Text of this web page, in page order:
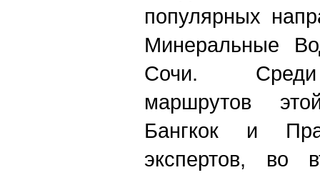
популярных
Минеральные
Сочи. Среди
маршрутов
Бангкок и
экспертов, во